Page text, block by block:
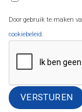
Door gebruik te maken
cookiebeleid.